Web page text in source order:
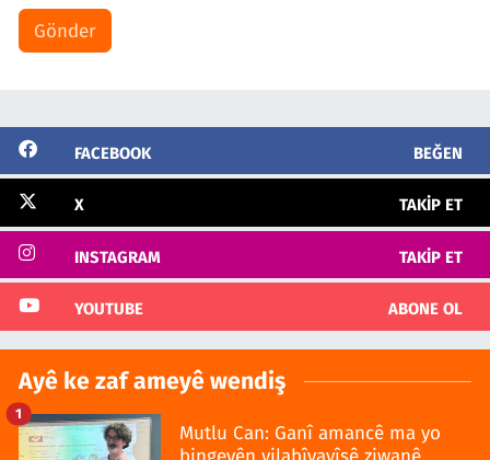
Gönder
FACEBOOK BEĞEN
X TAKIP ET
INSTAGRAM TAKIP ET
YOUTUBE ABONE OL
Ayê ke zaf ameyê wendiş
Mutlu Can: Ganî amancê ma yo
1